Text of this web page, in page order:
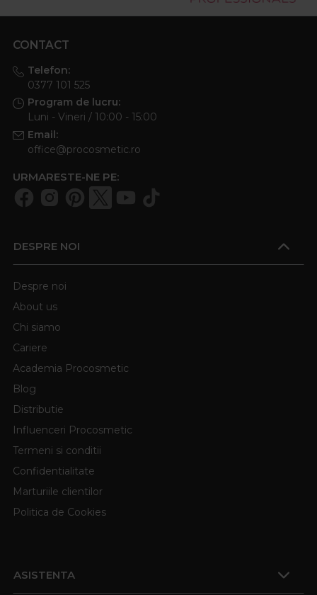
CONTACT
Telefon:
0377 101 525
Program de lucru:
Luni - Vineri / 10:00 - 15:00
Email:
office@procosmetic.ro
URMARESTE-NE PE:
DESPRE NOI
Despre noi
About us
Chi siamo
Cariere
Academia Procosmetic
Blog
Distributie
Influenceri Procosmetic
Termeni si conditii
Confidentialitate
Marturiile clientilor
Politica de Cookies
ASISTENTA